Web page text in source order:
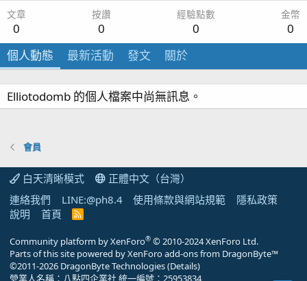
文章
0
按讚
0
經驗點數
0
金幣
0
個人動態
最新活動 發文 關於
Elliotodomb 的個人檔案中尚無訊息。
會員
白天清晰模式
正體中文（台灣）
連絡我們
LINE:@ph8.4 使用條款與網站規範
隱私政策
說明
首頁
R
Community platform by XenForo® © 2010-2024 XenForo Ltd.
Parts of this site powered byXenForo add-ons from DragonByte™
©2011-2026 DragonByte Technologies(Details)
營業人名稱：八點四企業社 統一編號：25953834